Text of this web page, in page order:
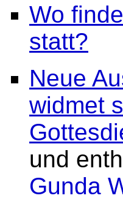
Wo
statt?
Neue
widmet
und
Gunda